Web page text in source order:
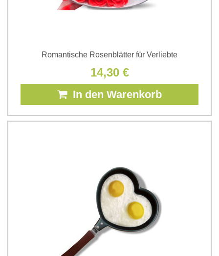
Romantische Rosenblätter für Verliebte
14,30 €
In den Warenkorb